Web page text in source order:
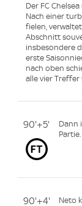
Der FC
Nach einer
fielen,
Abschnitt
insbesondere
erste
nach oben
alle vier Treffer
90'+5'
Dann
Partie.
90'+4'
Neto